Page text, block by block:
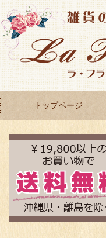
トップページ